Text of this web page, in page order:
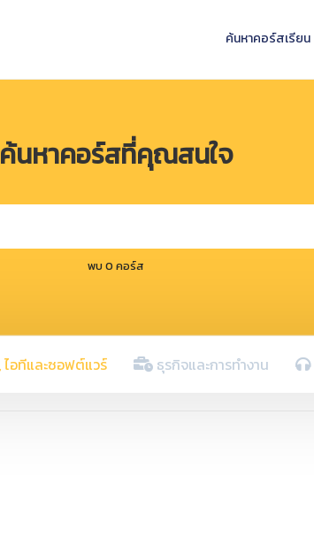
ค้นหาคอร์สเรียน
ค้นหาคอร์สที่คุณสนใจ
พบ 0 คอร์ส
ไอทีและซอฟต์แวร์ ธุรกิจและการทำงาน